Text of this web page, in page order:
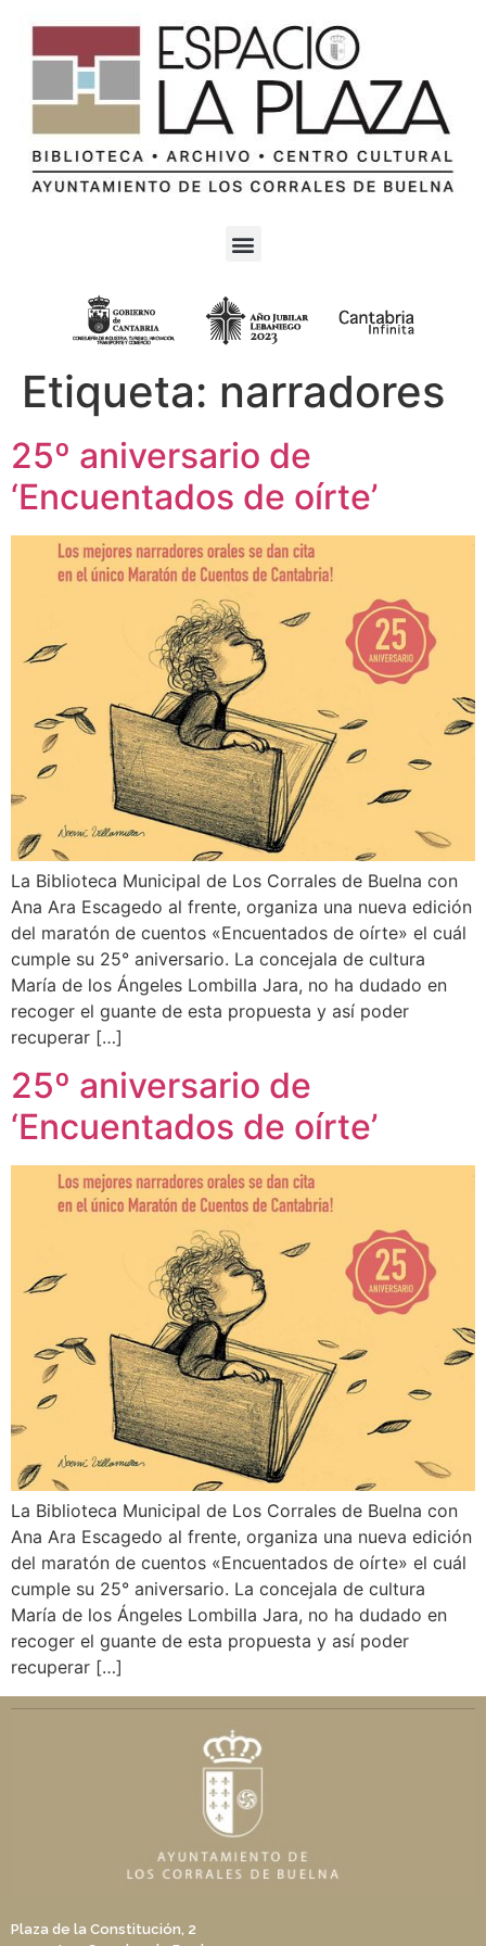
Etiqueta: narradores
25º aniversario de
‘Encuentados de oírte’
La Biblioteca Municipal de Los Corrales de Buelna con
Ana Ara Escagedo al frente, organiza una nueva edición
del maratón de cuentos «Encuentados de oírte» el cuál
cumple su 25° aniversario. La concejala de cultura
María de los Ángeles Lombilla Jara, no ha dudado en
recoger el guante de esta propuesta y así poder
recuperar […]
25º aniversario de
‘Encuentados de oírte’
La Biblioteca Municipal de Los Corrales de Buelna con
Ana Ara Escagedo al frente, organiza una nueva edición
del maratón de cuentos «Encuentados de oírte» el cuál
cumple su 25° aniversario. La concejala de cultura
María de los Ángeles Lombilla Jara, no ha dudado en
recoger el guante de esta propuesta y así poder
recuperar […]
Plaza de la Constitución, 2